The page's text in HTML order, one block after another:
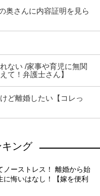
奥さんに内容証明を見ら
ない /家事や育児に無関
て！弁護士さん】
ど離婚したい【コレっ
キング
ノーストレス！ 離婚から始
に悔いはなし！【嫁を便利